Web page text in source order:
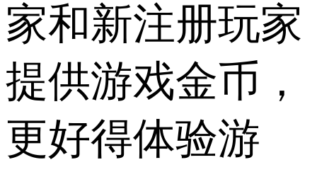
家和新注册玩家
提供游戏金币，
更好得体验游